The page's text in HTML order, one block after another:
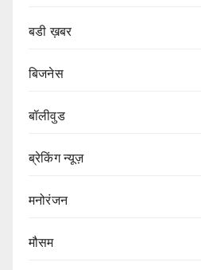
बडी ख़बर
बिजनेस
बॉलीवुड
ब्रेकिंग न्यूज़
मनोरंजन
मौसम